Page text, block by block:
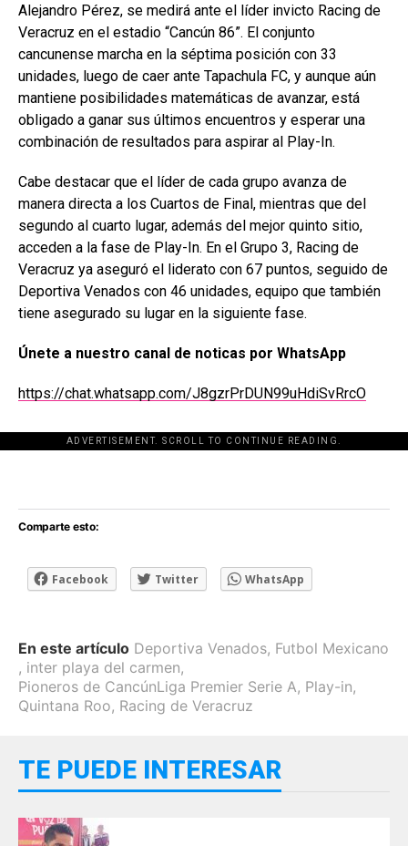
Alejandro Pérez, se medirá ante el líder invicto Racing de
Veracruz en el estadio “Cancún 86”. El conjunto
cancunense marcha en la séptima posición con 33
unidades, luego de caer ante Tapachula FC, y aunque aún
mantiene posibilidades matemáticas de avanzar, está
obligado a ganar sus últimos encuentros y esperar una
combinación de resultados para aspirar al Play-In.
Cabe destacar que el líder de cada grupo avanza de
manera directa a los Cuartos de Final, mientras que del
segundo al cuarto lugar, además del mejor quinto sitio,
acceden a la fase de Play-In. En el Grupo 3, Racing de
Veracruz ya aseguró el liderato con 67 puntos, seguido de
Deportiva Venados con 46 unidades, equipo que también
tiene asegurado su lugar en la siguiente fase.
Únete a nuestro canal de noticas por WhatsApp
https://chat.whatsapp.com/J8gzrPrDUN99uHdiSvRrcO
ADVERTISEMENT. SCROLL TO CONTINUE READING.
[adsforwp id="243463"]
Comparte esto:
Facebook Twitter WhatsApp
En este artículo Deportiva Venados, Futbol Mexicano
, inter playa del carmen,
Pioneros de CancúnLiga Premier Serie A, Play-in,
Quintana Roo, Racing de Veracruz
TE PUEDE INTERESAR